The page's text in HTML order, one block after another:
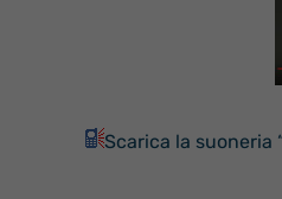
Scarica la suoneria